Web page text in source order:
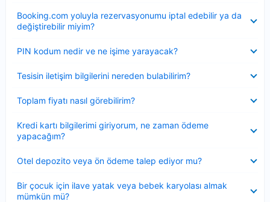
Booking.com yoluyla rezervasyonumu iptal edebilir ya da
değiştirebilir miyim?
PIN kodum nedir ve ne işime yarayacak?
Tesisin iletişim bilgilerini nereden bulabilirim?
Toplam fiyatı nasıl görebilirim?
Kredi kartı bilgilerimi giriyorum, ne zaman ödeme
yapacağım?
Otel depozito veya ön ödeme talep ediyor mu?
Bir çocuk için ilave yatak veya bebek karyolası almak
mümkün mü?